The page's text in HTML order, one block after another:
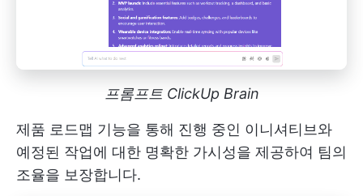
프롬프트 ClickUp Brain
제품 로드맵 기능을 통해 진행 중인 이니셔티브와
예정된 작업에 대한 명확한 가시성을 제공하여 팀의
조율을 보장합니다.